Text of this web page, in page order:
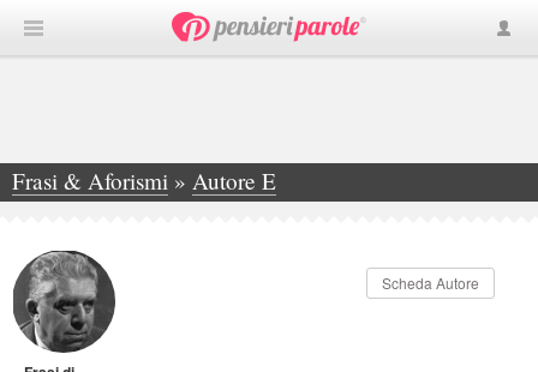
Frasi & Aforismi » Autore E
»Eugenio Montale
Scheda Autore